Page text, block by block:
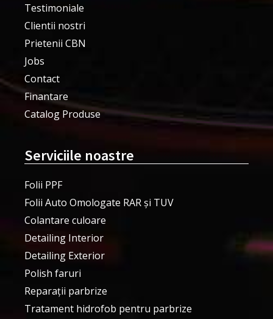
Testimoniale
Clientii nostri
Prietenii CBN
Jobs
Contact
Finantare
Catalog Produse
Serviciile noastre
Folii PPF
Folii Auto Omologate RAR și TUV
Colantare culoare
Detailing Interior
Detailing Exterior
Polish faruri
Reparații parbrize
Tratament hidrofob pentru parbrize